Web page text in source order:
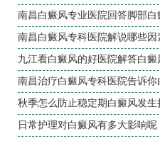
南昌白癜风专业医院回答脚部白
南昌白癜风专科医院解说哪些因
九江看白癜风的好医院解答白癜
南昌治疗白癜风专科医院告诉你
秋季怎么防止稳定期白癜风发生
日常护理对白癜风有多大影响呢